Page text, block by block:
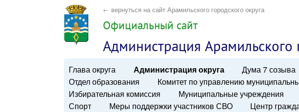
← вернуться на сайт Арамильского городского округа
Официальный сайт
Администрация Арамильского
Глава округа Администрация округа Дума 7 созыва
Отдел образования
Комитет по управлению
Избирательная комиссия
Муниципальные учреждения
Спорт
Меры поддержки участников СВО Центр